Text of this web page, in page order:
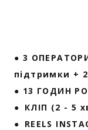
● 3
підтримки +
● 13 ГОДИН
● КЛІП (2 - 5
● REELS